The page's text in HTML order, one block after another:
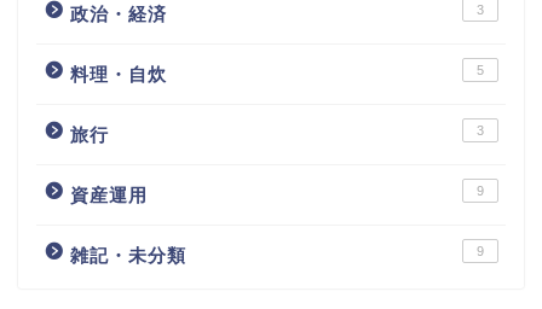
政治・経済 3
料理・自炊 5
旅行 3
資産運用 9
雑記・未分類 9